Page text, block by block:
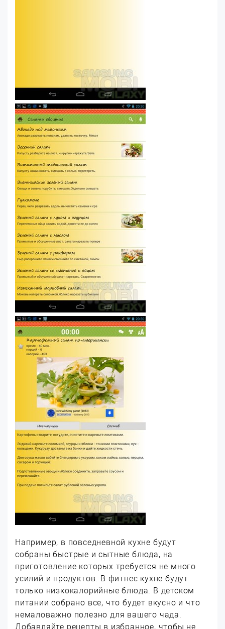
Например, в повседневной кухне будут
собраны быстрые и сытные блюда, на
приготовление которых требуется не много
усилий и продуктов. В фитнес кухне будут
только низкокалорийные блюда. В детском
питании собрано все, что будет вкусно и что
немаловажно полезно для вашего чада.
Добавляйте рецепты в избранное, чтобы не